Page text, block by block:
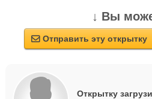
↓ Вы
 Отправить эту открытку
Открытку